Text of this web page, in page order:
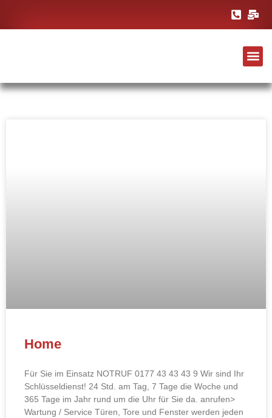
Home
Für Sie im Einsatz NOTRUF 0177 43 43 43 9 Wir sind Ihr
Schlüsseldienst! 24 Std. am Tag, 7 Tage die Woche und
365 Tage im Jahr rund um die Uhr für Sie da. anrufen>
Wartung / Service Türen, Tore und Fenster werden jeden